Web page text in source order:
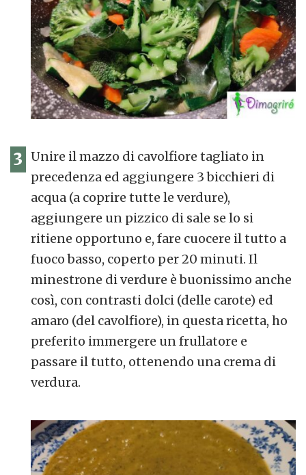
3 Unire il mazzo di cavolfiore tagliato in
precedenza ed aggiungere 3 bicchieri di
acqua (a coprire tutte le verdure),
aggiungere un pizzico di sale se lo si
ritiene opportuno e, fare cuocere il tutto a
fuoco basso, coperto per 20 minuti. Il
minestrone di verdure è buonissimo anche
così, con contrasti dolci (delle carote) ed
amaro (del cavolfiore), in questa ricetta, ho
preferito immergere un frullatore e
passare il tutto, ottenendo una crema di
verdura.